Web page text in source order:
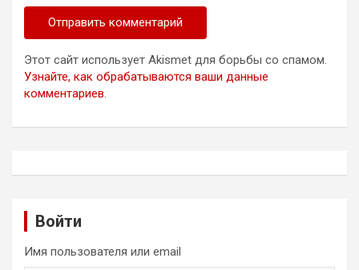
Этот сайт использует Akismet для борьбы со спамом.
Узнайте, как обрабатываются ваши данные
комментариев.
Войти
Имя пользователя или email